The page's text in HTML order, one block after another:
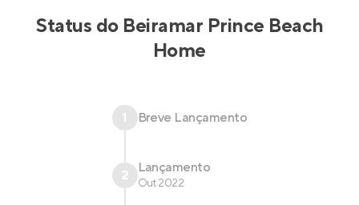
Status do Beiramar Prince Beach
Home
1 Breve Lançamento
2 Lançamento
Out 2022